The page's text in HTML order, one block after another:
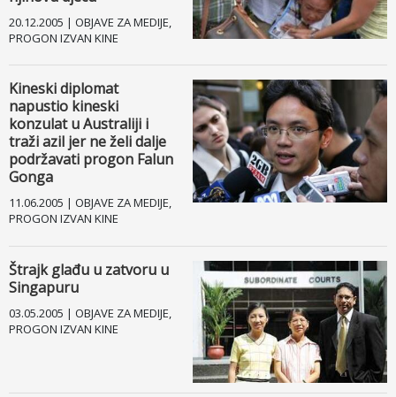
20.12.2005 | OBJAVE ZA MEDIJE,
PROGON IZVAN KINE
Kineski diplomat
napustio kineski
konzulat u Australiji i
traži azil jer ne želi dalje
podržavati progon Falun
Gonga
11.06.2005 | OBJAVE ZA MEDIJE,
PROGON IZVAN KINE
Štrajk glađu u zatvoru u
Singapuru
03.05.2005 | OBJAVE ZA MEDIJE,
PROGON IZVAN KINE